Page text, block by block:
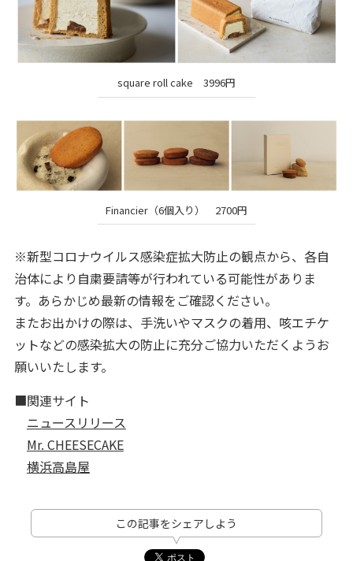
square roll cake 3996円
Financier（6個入り） 2700円
※新型コロナウイルス感染症拡大防止の観点から、各自
治体により自粛要請等が行われている可能性がありま
す。あらかじめ最新の情報をご確認ください。
またお出かけの際は、手洗いやマスクの着用、咳エチケ
ットなどの感染拡大の防止に充分ご協力いただくようお
願いいたします。
■関連サイト
ニュースリリース
Mr. CHEESECAKE
横浜高島屋
この記事をシェアしよう